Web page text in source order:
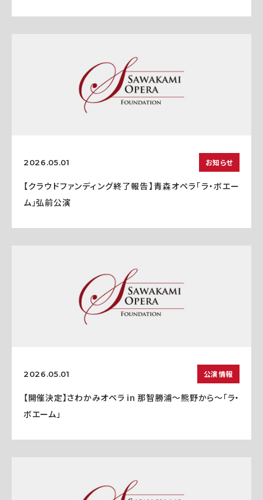
2026.05.01 お知らせ
【クラウドファンディング終了報告】青森オペラ「ラ・ボエー
ム」弘前公演
2026.05.01 公演情報
【開催決定】さわかみオペラ in 那智勝浦〜熊野から〜「ラ・
ボエーム」